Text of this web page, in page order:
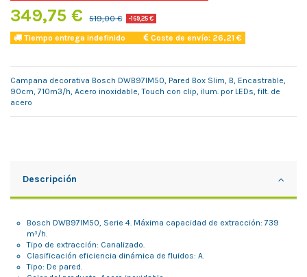
349,75 € 519,00 € -169,25 €
Tiempo entrega indefinido Coste de envío: 26,21 €
Campana decorativa Bosch DWB97IM50, Pared Box Slim, B, Encastrable,
90cm, 710m3/h, Acero inoxidable, Touch con clip, ilum. por LEDs, filt. de
acero
Descripción
Bosch DWB97IM50, Serie 4. Máxima capacidad de extracción: 739
m³/h.
Tipo de extracción: Canalizado.
Clasificación eficiencia dinámica de fluidos: A.
Tipo: De pared.